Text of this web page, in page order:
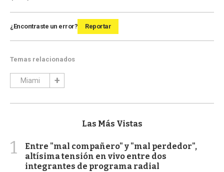
¿Encontraste un error? Reportar
Temas relacionados
Miami
Las Más Vistas
1
Entre "mal compañero" y "mal perdedor",
altísima tensión en vivo entre dos
integrantes de programa radial